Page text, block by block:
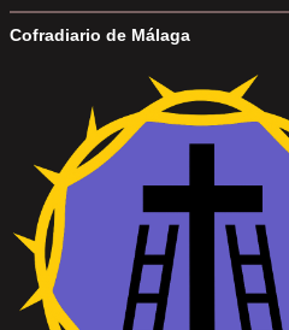
Cofradiario de Málaga